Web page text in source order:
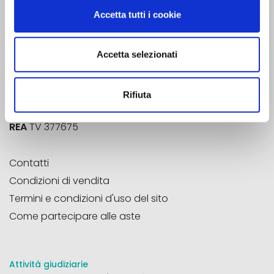
Accetta tutti i cookie
Accetta selezionati
Rifiuta
Strada Vecchia di San Pelajo, 20
31100 - Treviso (TV)
info@aste33.com
Pecaste33@pec.it
P.Iva04785020266
REATV 377675
Contatti
Condizioni di vendita
Termini e condizioni d'uso del sito
Come partecipare alle aste
Attività giudiziarie